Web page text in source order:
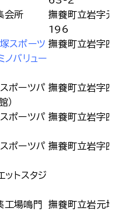
会所
撫養町立岩字元
196
スポーツ
ノバリュー
撫養町立岩字
ポーツパ
）
撫養町立岩字
ポーツパ 撫養町立岩字
ポーツパ
ットスタジ
撫養町立岩字
工場鳴門
撫養町立岩元